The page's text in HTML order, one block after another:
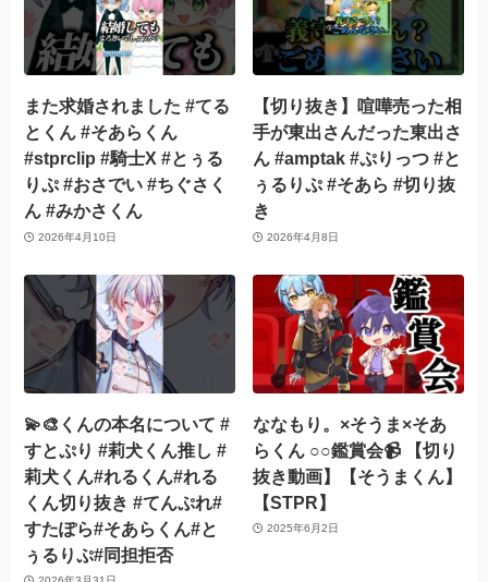
また求婚されました #てる
とくん #そあらくん
#stprclip #騎士X #とぅる
りぷ #おさでい #ちぐさく
ん #みかさくん
2026年4月10日
【切り抜き】喧嘩売った相
手が東出さんだった東出さ
ん #amptak #ぷりっつ #と
ぅるりぷ #そあら #切り抜
き
2026年4月8日
💫🎨くんの本名について #
すとぷり #莉犬くん推し #
莉犬くん#れるくん#れる
くん切り抜き #てんぷれ#
すたぽら#そあらくん#と
ぅるりぷ#同担拒否
ななもり。×そうま×そあ
らくん ○○鑑賞会📹 【切り
抜き動画】【そうまくん】
【STPR】
2025年6月2日